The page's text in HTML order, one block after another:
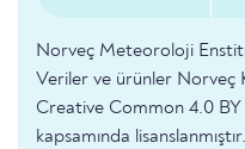
Norveç Meteoroloji
Veriler ve ürünler Norveç
Creative Common 4.0
kapsamında lisanslanmıştır.